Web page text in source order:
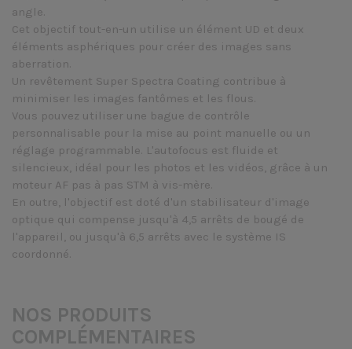
angle.
Cet objectif tout-en-un utilise un élément UD et deux
éléments asphériques pour créer des images sans
aberration.
Un revêtement Super Spectra Coating contribue à
minimiser les images fantômes et les flous.
Vous pouvez utiliser une bague de contrôle
personnalisable pour la mise au point manuelle ou un
réglage programmable. L'autofocus est fluide et
silencieux, idéal pour les photos et les vidéos, grâce à un
moteur AF pas à pas STM à vis-mère.
En outre, l'objectif est doté d'un stabilisateur d'image
optique qui compense jusqu'à 4,5 arrêts de bougé de
l'appareil, ou jusqu'à 6,5 arrêts avec le système IS
coordonné.
NOS PRODUITS
COMPLÉMENTAIRES